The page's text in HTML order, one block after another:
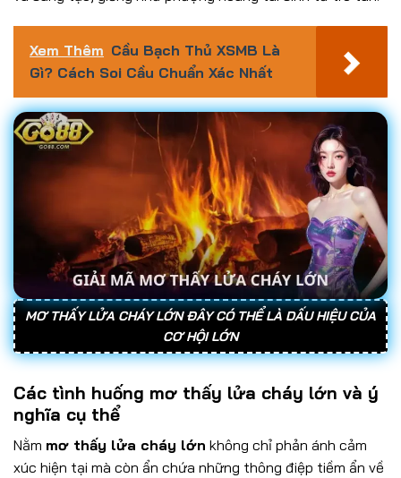
Xem Thêm Cầu Bạch Thủ XSMB Là
Gì? Cách Soi Cầu Chuẩn Xác Nhất
MƠ THẤY LỬA CHÁY LỚN ĐÂY CÓ THỂ LÀ DẤU HIỆU CỦA
CƠ HỘI LỚN
Các tình huống mơ thấy lửa cháy lớn và ý
nghĩa cụ thể
Nằm mơ thấy lửa cháy lớn không chỉ phản ánh cảm
xúc hiện tại mà còn ẩn chứa những thông điệp tiềm ẩn về